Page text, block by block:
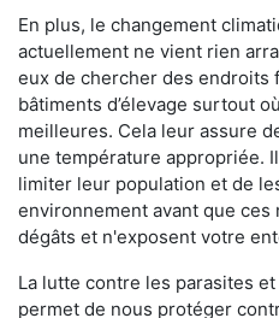
En plus, le changement
actuellement ne vient rien
eux de chercher des endroits
bâtiments d’élevage surtout
meilleures. Cela leur assure
une température appropriée.
limiter leur population et de
environnement avant que
dégâts et n'exposent votre
La lutte contre les parasites
permet de nous protéger